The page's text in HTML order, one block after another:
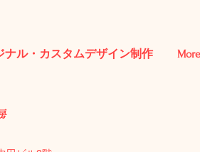
ナル・カスタムデザイン制作 More